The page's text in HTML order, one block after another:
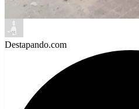
Destapando.com